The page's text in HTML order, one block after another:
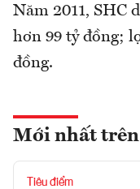
Năm 2011, SHC
hơn 99 tỷ đồng;
đồng.
Mới nhất trên
Tiêu điểm